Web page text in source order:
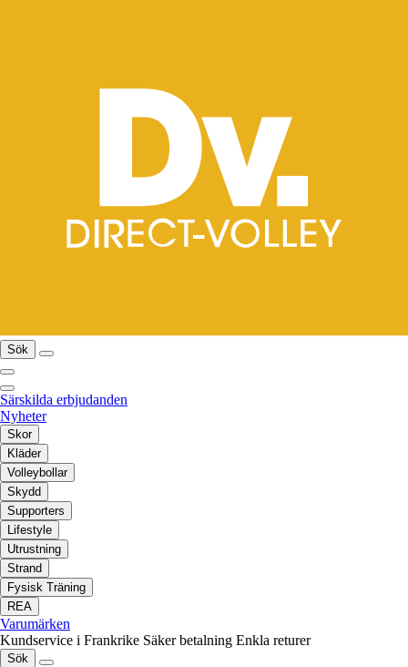
Sök
Särskilda erbjudanden
Nyheter
Skor
Kläder
Volleybollar
Skydd
Supporters
Lifestyle
Utrustning
Strand
Fysisk Träning
REA
Varumärken
Kundservice i Frankrike Säker betalning Enkla returer
Sök